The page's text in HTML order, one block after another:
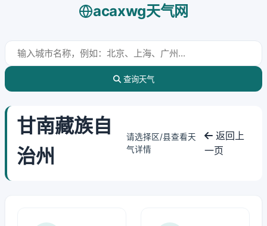
acaxwg天气网
查询天气
甘南藏族自
治州
请选择区/县查看天
气详情
返回上
一页